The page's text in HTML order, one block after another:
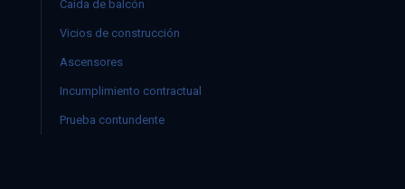
Caída de balcón
Vicios de construcción
Ascensores
Incumplimiento contractual
Prueba contundente